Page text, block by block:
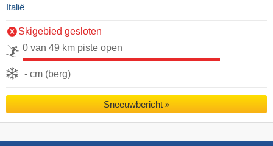
Italië
Skigebied gesloten
0 van 49 km piste open
- cm (berg)
Sneeuwbericht